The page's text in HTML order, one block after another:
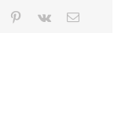
Pinterest
Vk Email